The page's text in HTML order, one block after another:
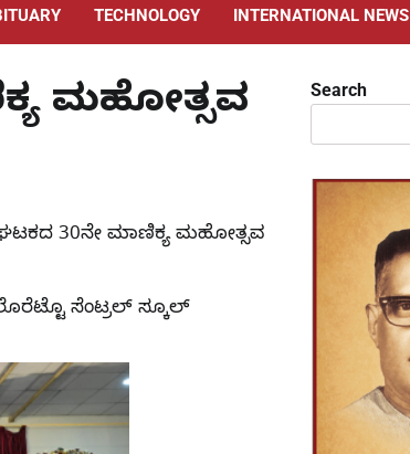
TECHNOLOGY INTERNATIONAL NEWS
ಮಹೋತ್ಸವ
30ನೇ ಮಾಣಿಕ್ಯ ಮಹೋತ್ಸವ
ಸೆಂಟ್ರಲ್ ಸ್ಕೂಲ್
Search